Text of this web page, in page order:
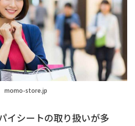
momo-store.jp
イシートの取り扱いが多